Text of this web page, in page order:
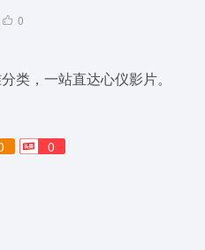
0
类，一站直达心仪影片。
0